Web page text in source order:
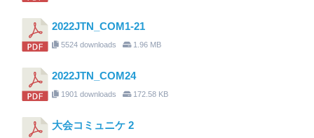
2022JTN_COM1-21
5524 downloads 1.96 MB
2022JTN_COM24
1901 downloads 172.58 KB
大会コミュニケ 2